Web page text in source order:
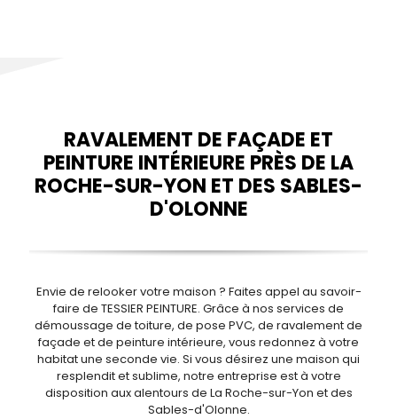
RAVALEMENT DE FAÇADE ET
PEINTURE INTÉRIEURE PRÈS DE LA
ROCHE-SUR-YON ET DES SABLES-
D'OLONNE
Envie de relooker votre maison ? Faites appel au savoir-
faire de TESSIER PEINTURE. Grâce à nos services de
démoussage de toiture, de pose PVC, de ravalement de
façade et de peinture intérieure, vous redonnez à votre
habitat une seconde vie. Si vous désirez une maison qui
resplendit et sublime, notre entreprise est à votre
disposition aux alentours de La Roche-sur-Yon et des
Sables-d'Olonne.